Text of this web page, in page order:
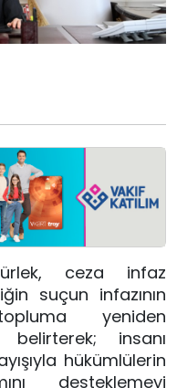
ceza infaz
suçun infazının
yeniden
belirterek; insanı
hükümlülerin
desteklemeyi